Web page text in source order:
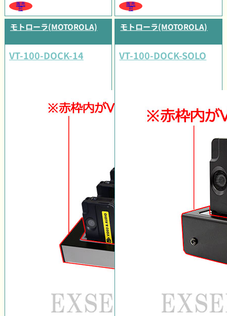
販売
可
販売
可
モトローラ(MOTOROLA)
VT-100-DOCK-14
モトローラ(MOTOROLA)
VT-100-DOCK-SOLO